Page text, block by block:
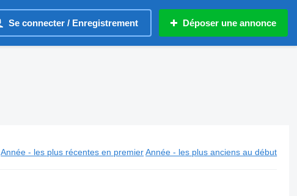
Se connecter / Enregistrement Déposer une annonce
Année - les plus récentes en premier Année - les plus anciens au début